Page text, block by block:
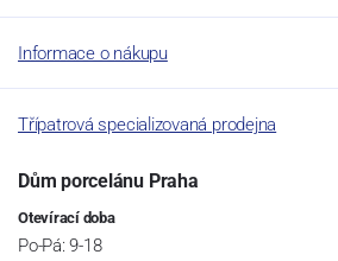
Informace o nákupu
Třípatrová specializovaná prodejna
Dům porcelánu Praha
Otevírací doba
Po-Pá: 9-18